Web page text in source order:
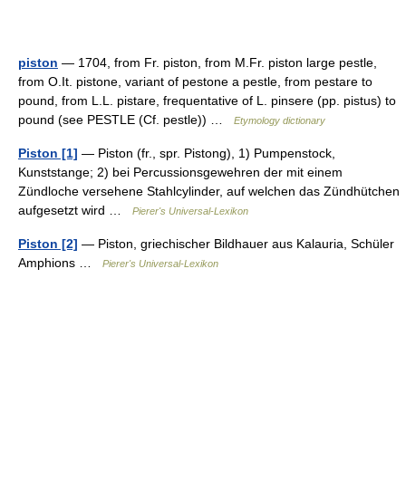
piston — 1704, from Fr. piston, from M.Fr. piston large pestle,
from O.It. pistone, variant of pestone a pestle, from pestare to
pound, from L.L. pistare, frequentative of L. pinsere (pp. pistus) to
pound (see PESTLE (Cf. pestle)) …
Etymology dictionary
Piston [1] — Piston (fr., spr. Pistong), 1) Pumpenstock,
Kunststange; 2) bei Percussionsgewehren der mit einem
Zündloche versehene Stahlcylinder, auf welchen das Zündhütchen
aufgesetzt wird …
Pierer's Universal-Lexikon
Piston [2] — Piston, griechischer Bildhauer aus Kalauria, Schüler
Amphions …
Pierer's Universal-Lexikon